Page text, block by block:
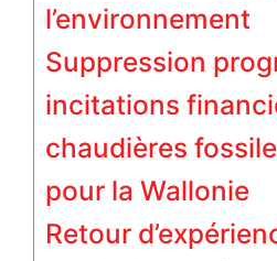
l’environnement
Suppression
incitations
chaudières
pour la Wallonie
Retour